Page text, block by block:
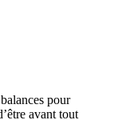
pour
avant tout